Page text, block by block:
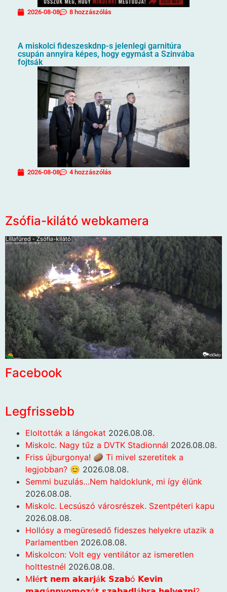
2026-08-08 8 hozzászólás
A miskolci fideszeskdnp-s jelenlegi garnitúra
csupán annyira képes, hogy egymást a Szinvába
fojtsák
2026-08-08 4 hozzászólás
Zsófia-kilátó webkamera
Facebook
Legfrissebb
Eloltották a lángokat 2026.08.08.
Miskolc. Nagy tűz a DVTK Stadionnál 2026.08.08.
Friss újburgonya! 🥔 Ti mivel szeretitek a
legjobban? 😊 2026.08.08.
Semmi buzulás…Nem haldoklunk, mi így élünk
2026.08.08.
Miskolc. Lecsúszó városrészek. Szentpéteri kapu
2026.08.08.
Hollósy a megüresedő fideszes helyekre utazik a
Parlamentben 2026.08.08.
Miskolcon: Volt egy ventilátor az ismeretlen
holttestnél 2026.08.08.
M𝗶é𝗿𝘁 𝗻𝗲𝗺 𝗮𝗸𝗮𝗿𝗷á𝗸 𝗦𝘇𝗮𝗯ó 𝗞𝗲𝘃𝗶𝗻